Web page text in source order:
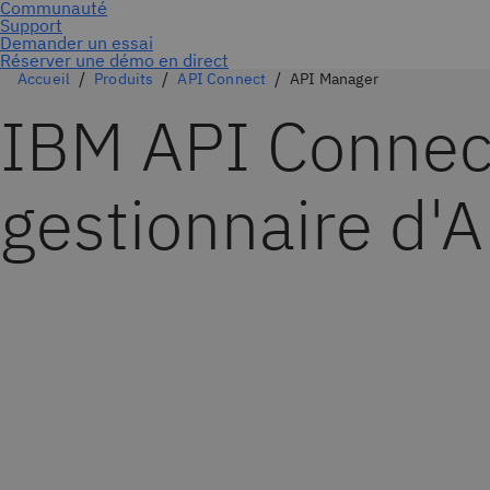
Réserver une démo en direct
Accueil Produits API Connect API Manager
IBM API
gestionnaire